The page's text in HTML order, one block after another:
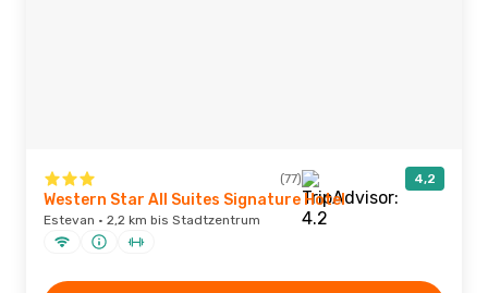
(77) 4,2
Western Star All Suites Signature Hotel
Estevan · 2,2 km bis Stadtzentrum